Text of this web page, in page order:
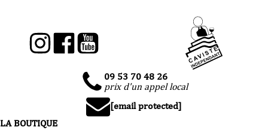
09 53 70 48 26
prix d'un appel local
[email protected]
LA BOUTIQUE